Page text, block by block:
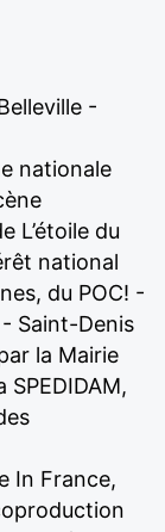
-
nationale
L’étoile du
national
du POC! -
Saint-Denis
la Mairie
In France,